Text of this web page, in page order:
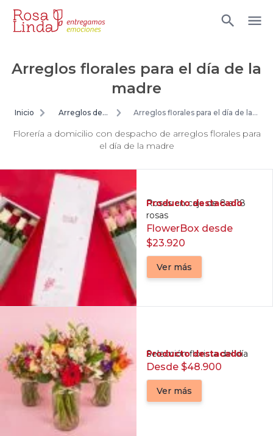
Arreglos florales para el día de la
madre
Inicio
Arreglos de
Arreglos florales para el día de la
Florería a domicilio con despacho de arreglos florales para
el día de la madre
Producto destacado
Rosas en caja de 8 a 18
rosas
FlowerBox desde
$23.920
Ver más
Producto destacado
Selección florista del día
Desde $48.900
Ver más